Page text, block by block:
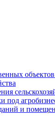
объектов
под
и